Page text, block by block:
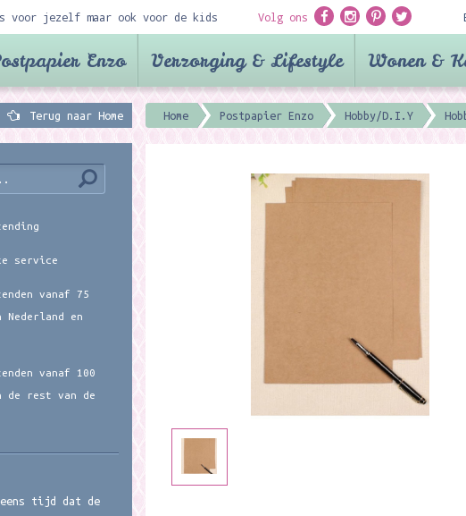
voor jezelf maar ook voor de kids Volg ons
Enzo Verzorging & Lifestyle Wonen &
Terug naar Home Home Postpapier Enzo Hobby/D.I.Y
service
vanaf 75
Nederland en
vanaf 100
de rest van de
tijd dat de